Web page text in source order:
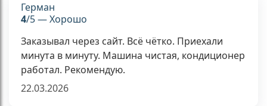
Герман
4/5 — Хорошо
Заказывал через сайт. Всё чётко. Приехали
минута в минуту. Машина чистая, кондиционер
работал. Рекомендую.
22.03.2026